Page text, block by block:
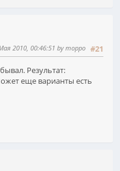
#21
2010, 00:46:51 by moppo
Результат:
еще варианты есть